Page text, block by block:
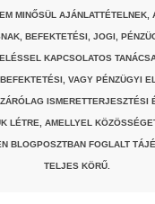
MINŐSÜL AJÁNLATTÉTELNEK,
BEFEKTETÉSI, JOGI,
KAPCSOLATOS
VAGY PÉNZÜGYI
ISMERETTERJESZTÉSI
LÉTRE, AMELLYEL
BLOGPOSZTBAN FOGLALT
TELJES KÖRŰ.